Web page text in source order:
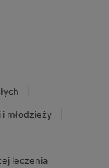
młodzieży
leczenia